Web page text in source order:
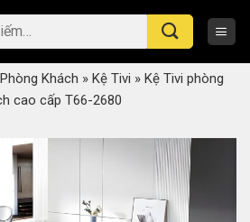
Khách » Kệ Tivi » Kệ Tivi phòng
cao cấp T66-2680